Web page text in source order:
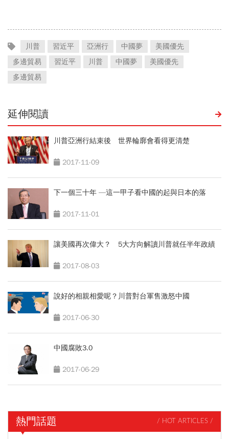
川普 習近平 亞洲行 中國夢
美國優先
多邊貿易
習近平 川普 中國夢
美國優先
多邊貿易
延伸閱讀
川普亞洲行結束後 世界輪廓會看得更清楚
2017-11-09
下一個三十年 —這一甲子看中國的起與日本的落
2017-11-01
讓美國再次偉大？ 5大方向解讀川普就任半年政績
2017-08-03
說好的相親相愛呢？川普對台軍售激怒中國
2017-06-30
中國腐敗3.0
2017-06-29
熱門話題 / HOT ARTICLES /